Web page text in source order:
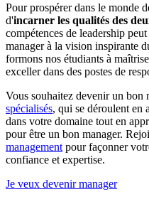
Pour prospérer dans le monde
d'incarner les qualités des
compétences de leadership
manager à la vision inspirante
formons nos étudiants à
exceller dans des postes de
Vous souhaitez devenir un bon
spécialisés, qui se déroulent en
dans votre domaine tout en
pour être un bon manager.
management pour façonner
confiance et expertise.
Je veux devenir manager